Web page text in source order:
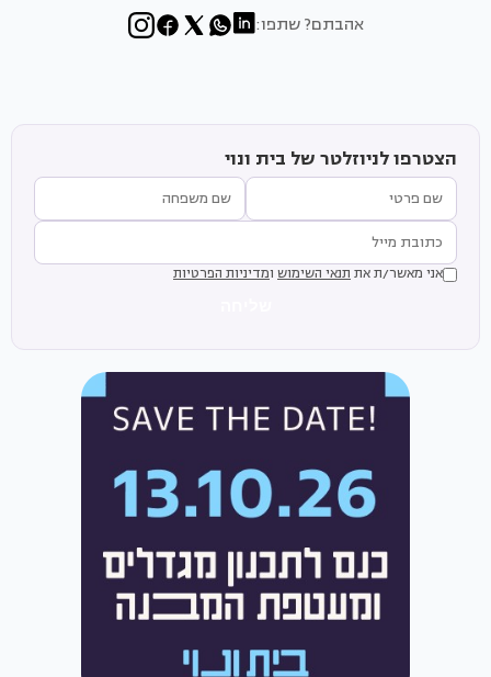
אהבתם? שתפו:
הצטרפו לניוזלטר של בית ונוי
אני מאשר/ת את תנאי השימוש ומדיניות הפרטיות